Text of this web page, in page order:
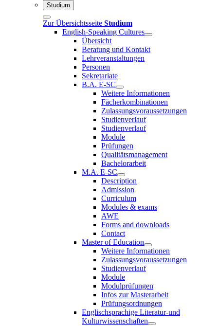
Studium
Zur Übersichtsseite Studium
English-Speaking Cultures
Übersicht
Beratung und Kontakt
Lehrveranstaltungen
Personen
Sekretariate
B.A. E-SC
Weitere Informationen
Fächerkombinationen
Zulassungsvoraussetzungen
Studienverlauf
Studienverlauf
Module
Prüfungen
Qualitätsmanagement
Bachelorarbeit
M.A. E-SC
Description
Admission
Curriculum
Modules & exams
AWE
Forms and downloads
Contact
Master of Education
Weitere Informationen
Zulassungsvoraussetzungen
Studienverlauf
Module
Modulprüfungen
Infos zur Masterarbeit
Prüfungsordnungen
Englischsprachige Literatur-und
Kulturwissenschaften